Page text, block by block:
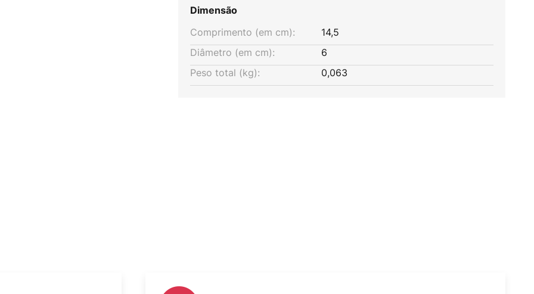
Dimensão
Comprimento (em cm):
14,5
Diâmetro (em cm):
6
Peso total (kg):
0,063